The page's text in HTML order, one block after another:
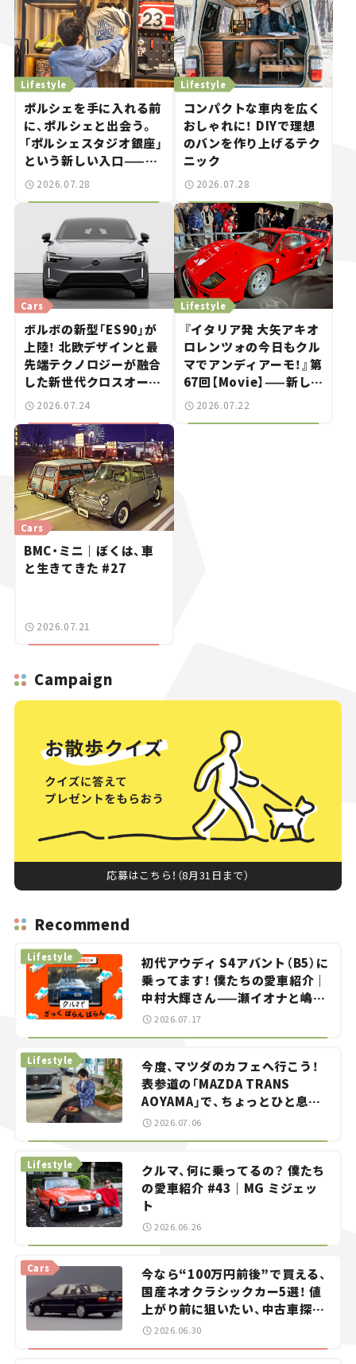
Lifestyle
ポルシェを手に入れる前
に、ポルシェと出会う。
「ポルシェスタジオ銀座」
という新しい入口——連
載｜CCGとクルマでどう
する？＜第14回＞
2026.07.28
Lifestyle
コンパクトな車内を広く
おしゃれに！ DIYで理想
のバンを作り上げるテク
ニック
2026.07.28
Cars
ボルボの新型「ES90」が
上陸！ 北欧デザインと最
先端テクノロジーが融合
した新世代クロスオーバ
ー【新車ニュース】
2026.07.24
Lifestyle
『イタリア発 大矢アキオ
ロレンツォの今日もクル
マでアンディアーモ！』第
67回【Movie】——新しい
スーパーカーショーで起
2026.07.22
Cars
BMC・ミニ｜ぼくは、車
と生きてきた #27
2026.07.21
Campaign
応募はこちら！（8月31日まで）
Recommend
初代アウディ S4アバント（B5）に
乗ってます！ 僕たちの愛車紹介｜
中村大輝さん——瀬イオナと嶋田
智之の「クルマでざっくばらんば
Lifestyle
2026.07.17
今度、マツダのカフェへ行こう！
表参道の「MAZDA TRANS
AOYAMA」で、ちょっとひと息。
——連載｜CCGとクルマでどうす
る？＜第13回＞
Lifestyle
2026.07.06
クルマ、何に乗ってるの？ 僕たち
の愛車紹介 #43｜MG ミジェッ
ト
Lifestyle
2026.06.26
今なら“100万円前後”で買える、
国産ネオクラシックカー5選！ 値
上がり前に狙いたい、中古車探し
をお手伝い――ちょっとイケてるマ
イカー選び #02
Cars
2026.06.30